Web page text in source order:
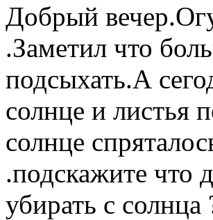
Добрый
.Заметил что
подсыхать.А
солнце и листья
солнце
.подскажите что
убирать с солнца